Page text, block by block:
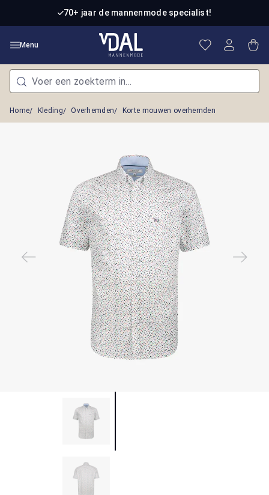
Ga naar de hoofdinhoud70+ jaar de mannenmode specialist!
Menu Je hebt 0
Home Kleding Overhemden Korte mouwen overhemden